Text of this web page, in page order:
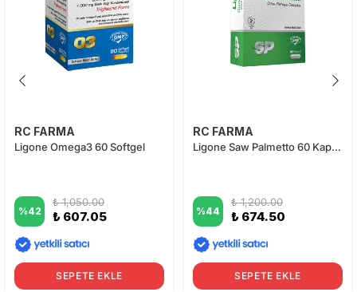
RC FARMA
Ligone Omega3 60 Softgel
%42
₺ 1,050.00
₺ 607.05
SEPETE EKLE
RC FARMA
Ligone Saw Palmetto 60 Kapsül
%44
₺ 1,200.00
₺ 674.50
SEPETE EKLE